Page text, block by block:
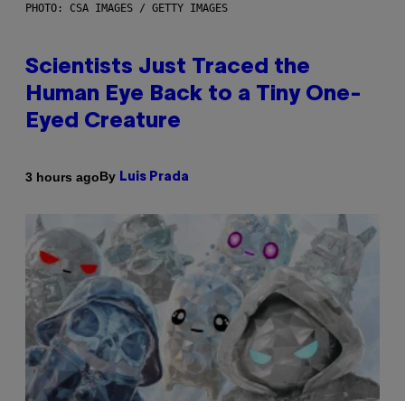
PHOTO: CSA IMAGES / GETTY IMAGES
Scientists Just Traced the
Human Eye Back to a Tiny One-
Eyed Creature
3 hours agoBy Luis Prada